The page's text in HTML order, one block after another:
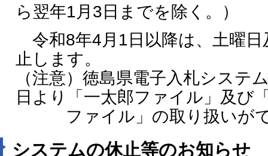
ら翌年1月3日までを除く。）
令和8年4月1日以降は、土曜日
止します。
（注意）徳島県電子入札システ
日より「一太郎ファイル」及び
ファイル」の取り扱いがで
システムの休止等のお知らせ